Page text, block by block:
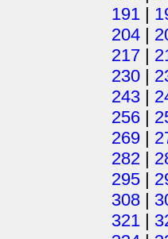
191 |
204 |
217 |
230 |
243 |
256 |
269 |
282 |
295 |
308 |
321 |